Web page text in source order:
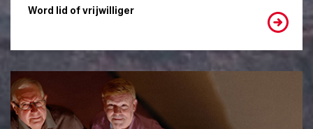
Word lid of vrijwilliger